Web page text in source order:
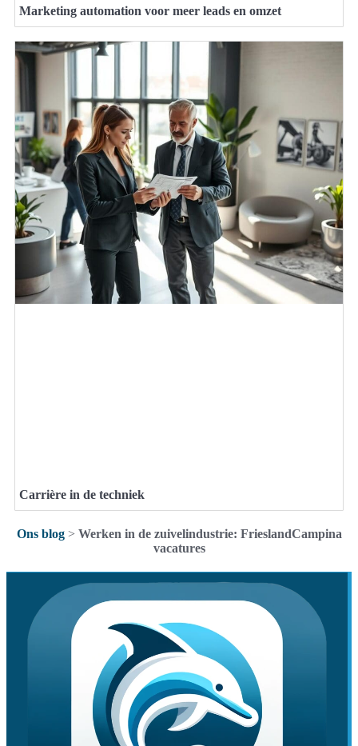
Marketing automation voor meer leads en omzet
Carrière in de techniek
Ons blog> Werken in de zuivelindustrie: FrieslandCampina
vacatures